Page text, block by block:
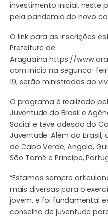
investimento inicial, neste
pela pandemia do novo
O link para as inscrições
Prefeitura de
Araguaína https://
com início na segunda-
19, serão ministradas ao
O programa é realizado
Juventude do Brasil e
Social e teve adesão do
Juventude. Além do
de Cabo Verde, Angola,
São Tomé e Príncipe,
“Estamos sempre
mais diversas para o
jovem, e foi fundamental
conselho de juventude